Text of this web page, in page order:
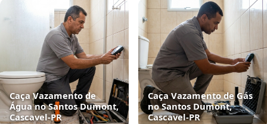
Caça Vazamento de
Água no Santos Dumont,
Cascavel‑PR
Caça Vazamento de Gás
no Santos Dumont,
Cascavel‑PR